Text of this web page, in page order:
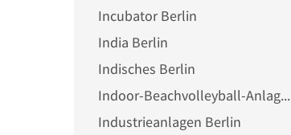
Incubator Berlin
India Berlin
Indisches Berlin
Indoor-Beachvolleyball-Anlage Berlin
Industrieanlagen Berlin